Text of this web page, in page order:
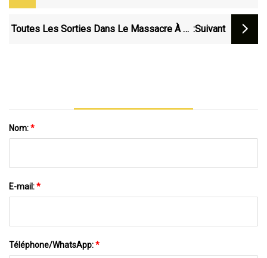
Toutes Les Sorties Dans Le Massacre À La :suivant
Nom:*
E-mail:*
Téléphone/WhatsApp:*